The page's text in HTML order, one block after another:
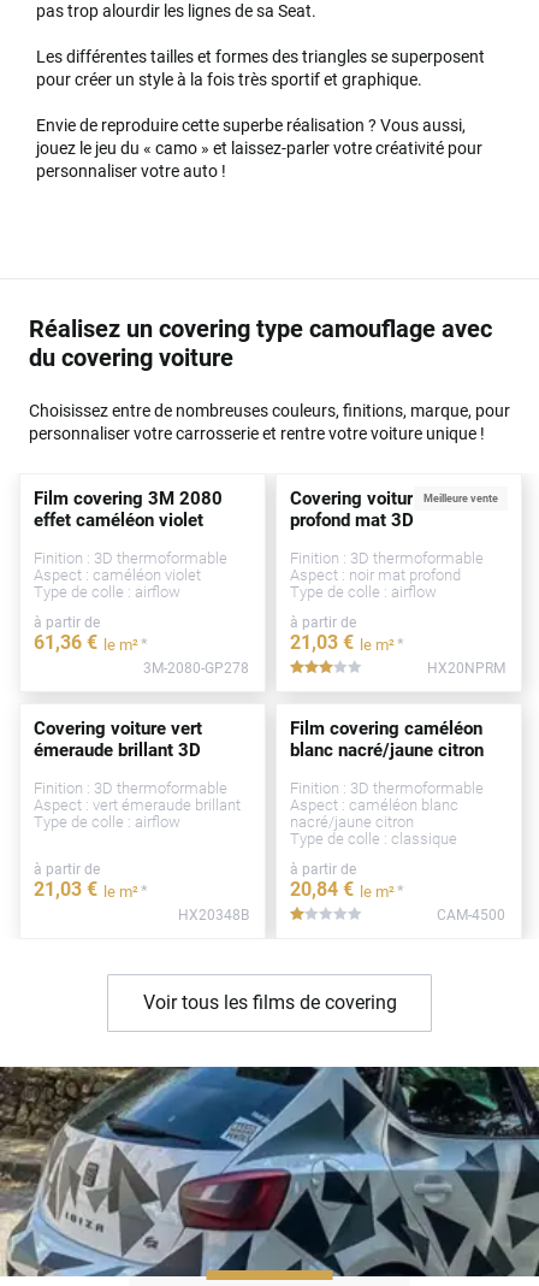
pas trop alourdir les lignes de sa Seat.
Les différentes tailles et formes des triangles se superposent
pour créer un style à la fois très sportif et graphique.
Envie de reproduire cette superbe réalisation ? Vous aussi,
jouez le jeu du « camo » et laissez-parler votre créativité pour
personnaliser votre auto !
Réalisez un covering type camouflage avec
du covering voiture
Choisissez entre de nombreuses couleurs, finitions, marque, pour
personnaliser votre carrosserie et rentre votre voiture unique !
Film covering 3M 2080
effet caméléon violet
Finition : 3D thermoformable
Aspect : caméléon violet
Type de colle : airflow
à partir de
61 ,36 € le m²*
3M-2080-GP278
Meilleure vente
Covering voiture noir
profond mat 3D
Finition : 3D thermoformable
Aspect : noir mat profond
Type de colle : airflow
à partir de
21 ,03 € le m²*
***** HX20NPRM
Covering voiture vert
émeraude brillant 3D
Finition : 3D thermoformable
Aspect : vert émeraude brillant
Type de colle : airflow
à partir de
21 ,03 € le m²*
HX20348B
Film covering caméléon
blanc nacré/jaune citron
Finition : 3D thermoformable
Aspect : caméléon blanc
nacré/jaune citron
Type de colle : classique
à partir de
20,84 € le m²*
***** CAM-4500
Voir tous les films de covering